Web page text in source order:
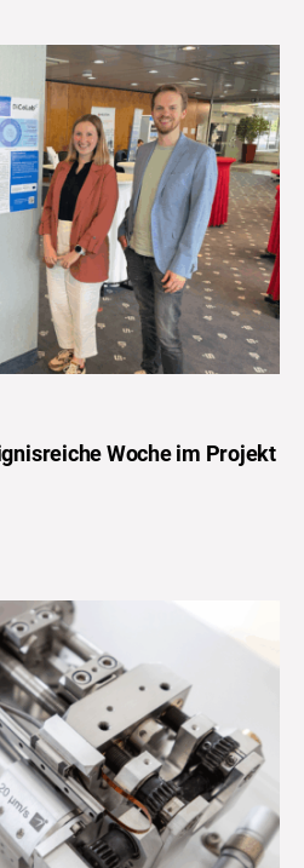
Woche im Projekt